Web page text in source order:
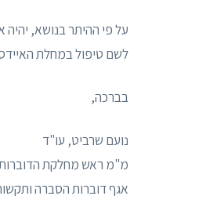
על פי ההיתר בנושא,
לשם טיפול במחלת
בברכה,
נועם שרביט, עו"ד
מ"מ ראש מחלקת
אגף דוברות הסברה